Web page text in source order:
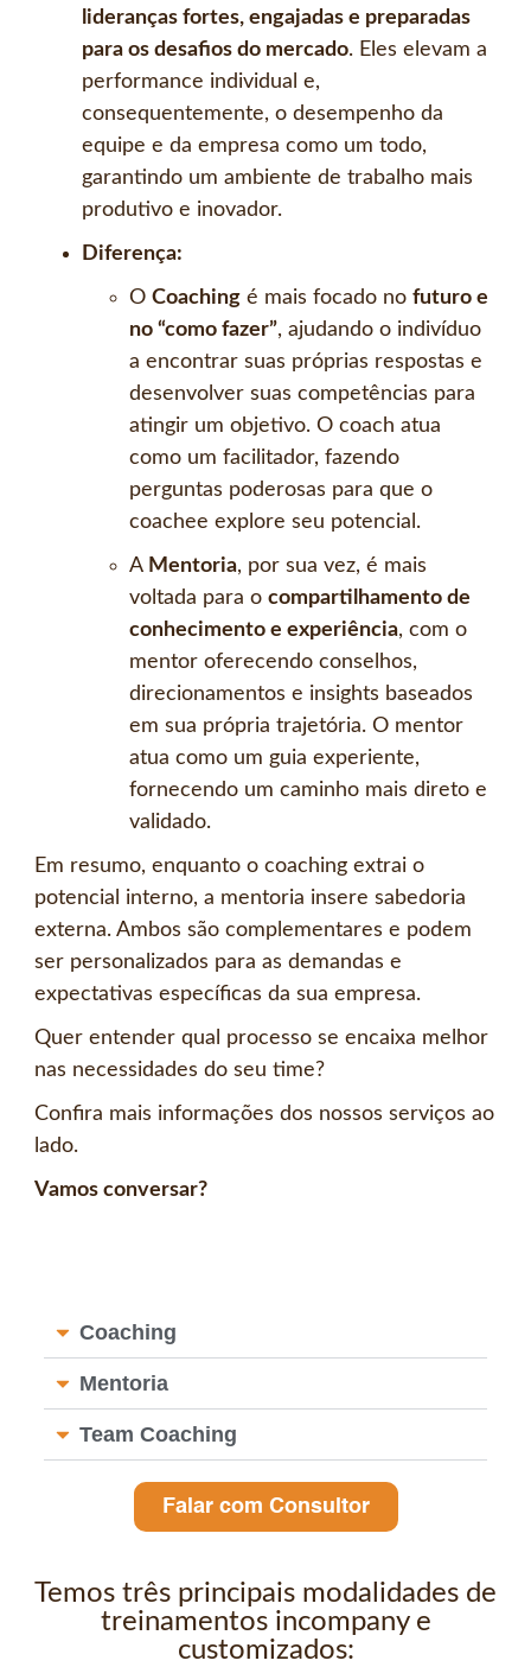
lideranças fortes, engajadas e preparadas
para os desafios do mercado. Eles elevam a
performance individual e,
consequentemente, o desempenho da
equipe e da empresa como um todo,
garantindo um ambiente de trabalho mais
produtivo e inovador.
Diferença:
O Coachingé mais focado no futuro e
no “como fazer”, ajudando o indivíduo
a encontrar suas próprias respostas e
desenvolver suas competências para
atingir um objetivo. O coach atua
como um facilitador, fazendo
perguntas poderosas para que o
coachee explore seu potencial.
A Mentoria, por sua vez, é mais
voltada para o compartilhamento de
conhecimento e experiência, com o
mentor oferecendo conselhos,
direcionamentos e insights baseados
em sua própria trajetória. O mentor
atua como um guia experiente,
fornecendo um caminho mais direto e
validado.
Em resumo, enquanto o coaching extrai o
potencial interno, a mentoria insere sabedoria
externa. Ambos são complementares e podem
ser personalizados para as demandas e
expectativas específicas da sua empresa.
Quer entender qual processo se encaixa melhor
nas necessidades do seu time?
Confira mais informações dos nossos serviços ao
lado.
Vamos conversar?
Coaching
Mentoria
Team Coaching
Falar com Consultor
Temos três principais modalidades de
treinamentos incompany e
customizados: